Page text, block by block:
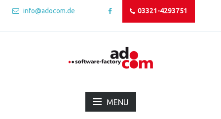
info@adocom.de 03321-4293751
MENU